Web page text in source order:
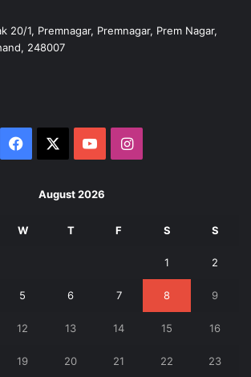
20/1, Premnagar, Premnagar, Prem Nagar,
248007
Facebook YouTubeInstagram
August 2026
W T F S S
1 2
5 6 7 8 9
12 13 14 15 16
19 20 21 22 23